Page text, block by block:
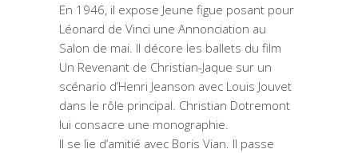
En 1946, il expose Jeune figue posant pour
Léonard de Vinci une Annonciation au
Salon de mai. Il décore les ballets du film
Un Revenant de Christian-Jaque sur un
scénario d’Henri Jeanson avec Louis Jouvet
dans le rôle principal. Christian Dotremont
lui consacre une monographie.
Il se lie d’amitié avec Boris Vian. Il passe